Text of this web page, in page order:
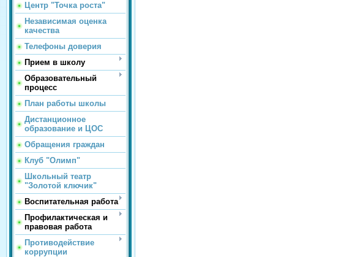
Центр "Точка роста"
Независимая оценка
качества
Телефоны доверия
Прием в школу
Образовательный
процесс
План работы школы
Дистанционное
образование и ЦОС
Обращения граждан
Клуб "Олимп"
Школьный театр
"Золотой ключик"
Воспитательная работа
Профилактическая и
правовая работа
Противодействие
коррупции